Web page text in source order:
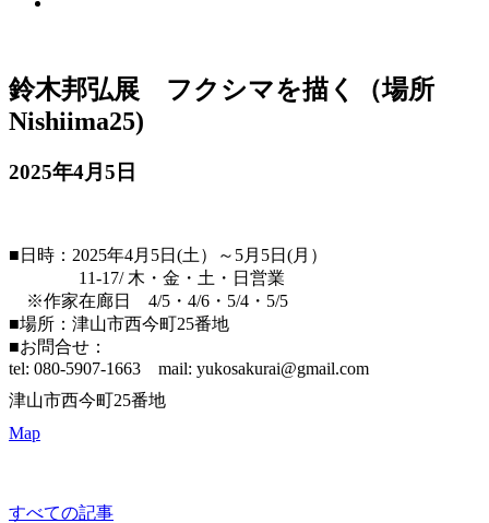
鈴木邦弘展 フクシマを描く（場所
Nishiima25)
2025年4月5日
■日時：2025年4月5日(土）～5月5日(月）
11-17/ 木・金・土・日営業
※作家在廊日 4/5・4/6・5/4・5/5
■場所：津山市西今町25番地
■お問合せ：
tel: 080-5907-1663 mail: yukosakurai@gmail.com
津山市西今町25番地
Map
すべての記事